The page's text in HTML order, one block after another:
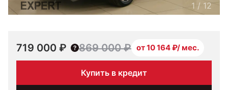
1 / 12
719 000 ₽ 869 000 ₽ от 10 164 ₽/ мес.
Купить в кредит